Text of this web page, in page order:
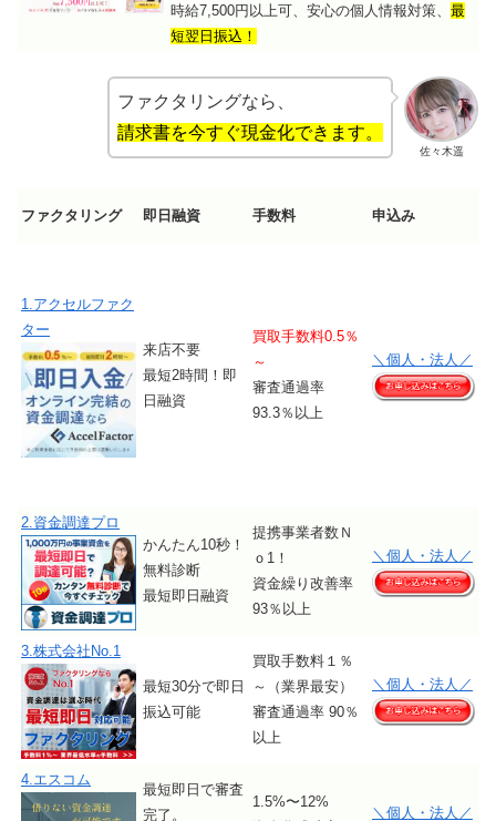
時給7,500円以上可、安心の個人情報対策、 最
短翌日振込！
佐々木遥
ファクタリングなら、
請求書を今すぐ現金化できます。
ファクタリング 即日融資 手数料 申込み
1.アクセルファク
ター
来店不要
最短2時間！即
日融資
買取手数料0.5％
～
審査通過率
93.3％以上
＼個人・法人／
2.資金調達プロ
かんたん10秒！
無料診断
最短即日融資
提携事業者数Ｎ
ｏ1！
資金繰り改善率
93％以上
＼個人・法人／
3.株式会社No.1
最短30分で即日
振込可能
買取手数料１％
～（業界最安）
審査通過率 90％
以上
＼個人・法人／
4.エスコム
最短即日で審査
完了。
1.5%〜12%
＼個人・法人／